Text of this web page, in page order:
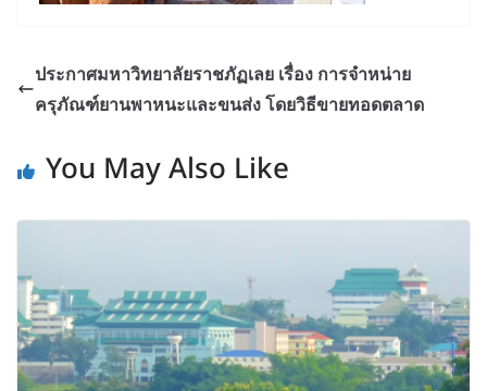
ประกาศมหาวิทยาลัยราชภัฏเลย เรื่อง การจำหน่าย
ครุภัณฑ์ยานพาหนะและขนส่ง โดยวิธีขายทอดตลาด
You May Also Like